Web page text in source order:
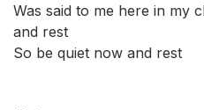
Was said to me here in my
and rest
So be quiet now and rest